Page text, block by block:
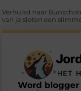
Verhuisd naar
van je sloten een
Word blogger